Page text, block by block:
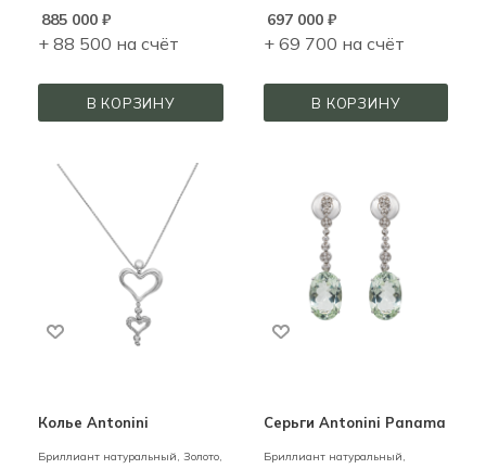
885 000 ₽
+ 88 500 на счёт
В КОРЗИНУ
697 000₽
+ 69 700 на счёт
В КОРЗИНУ
Колье Antonini
Бриллиант натуральный, Золото,
Серьги Antonini Panama
Бриллиант натуральный,